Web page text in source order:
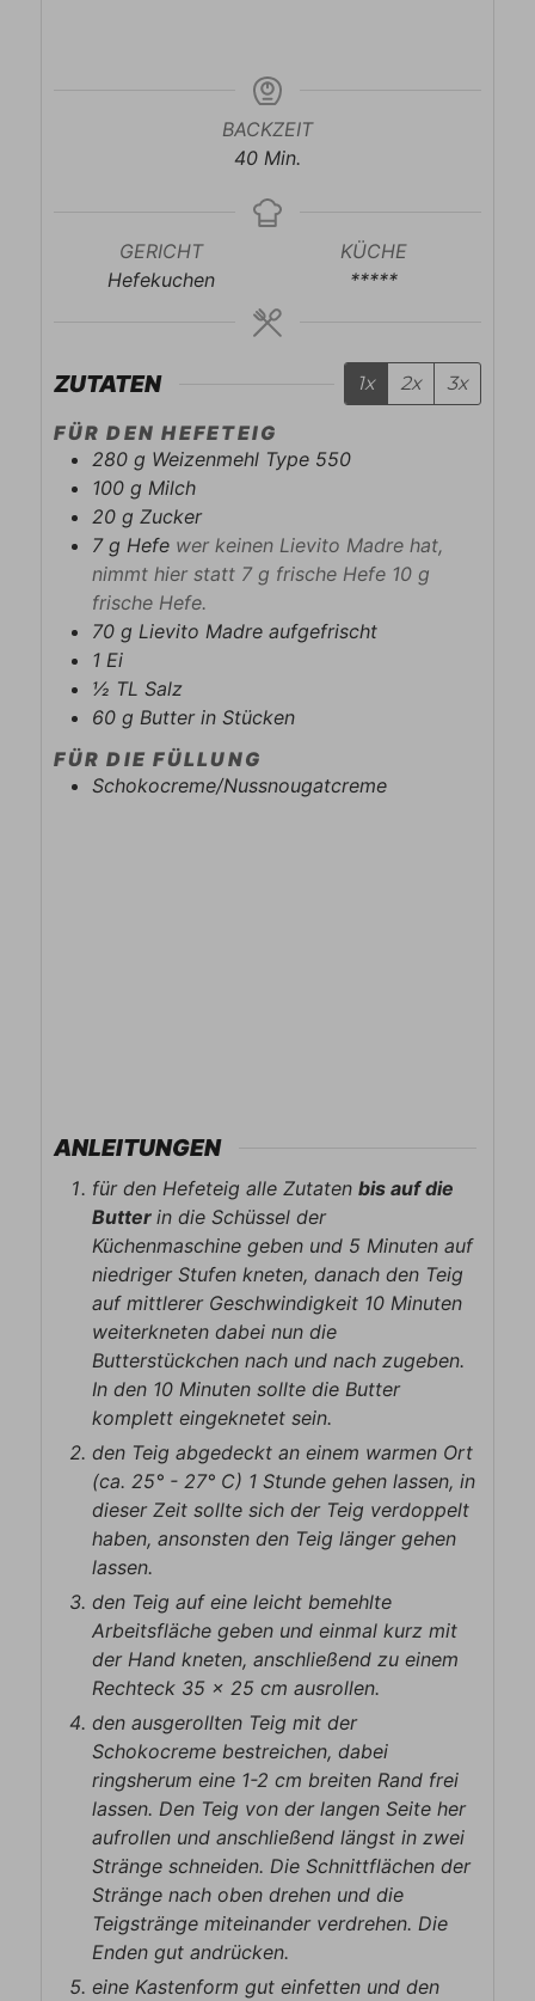
BACKZEIT
40Minuten
Min.
GERICHT
Hefekuchen
KÜCHE
*****
ZUTATEN 1x 2x 3x
FÜR DEN HEFETEIG
280 g Weizenmehl Type 550
100 g Milch
20 g Zucker
7 g Hefe wer keinen Lievito Madre hat,
nimmt hier statt 7 g frische Hefe 10 g
frische Hefe.
70 g Lievito Madre aufgefrischt
1 Ei
½ TL Salz
60 g Butter in Stücken
FÜR DIE FÜLLUNG
Schokocreme/Nussnougatcreme
ANLEITUNGEN
für den Hefeteig alle Zutatenbis auf die
Butterin die Schüssel der
Küchenmaschine geben und 5 Minuten auf
niedriger Stufen kneten, danach den Teig
auf mittlerer Geschwindigkeit 10 Minuten
weiterkneten dabei nun die
Butterstückchen nach und nach zugeben.
In den 10 Minuten sollte die Butter
komplett eingeknetet sein.
den Teig abgedeckt an einem warmen Ort
(ca. 25° - 27° C) 1 Stunde gehen lassen, in
dieser Zeit sollte sich der Teig verdoppelt
haben, ansonsten den Teig länger gehen
lassen.
den Teig auf eine leicht bemehlte
Arbeitsfläche geben und einmal kurz mit
der Hand kneten, anschließend zu einem
Rechteck 35 x 25 cm ausrollen.
den ausgerollten Teig mit der
Schokocreme bestreichen, dabei
ringsherum eine 1-2 cm breiten Rand frei
lassen. Den Teig von der langen Seite her
aufrollen und anschließend längst in zwei
Stränge schneiden. Die Schnittflächen der
Stränge nach oben drehen und die
Teigstränge miteinander verdrehen. Die
Enden gut andrücken.
eine Kastenform gut einfetten und den